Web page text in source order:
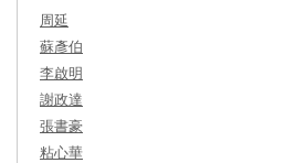
周延
蘇彥伯
李啟明
謝政達
張書豪
粘心華